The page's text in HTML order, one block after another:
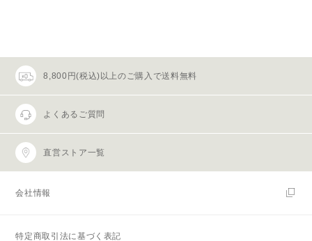
8,800円(税込)以上のご購入で送料無料
よくあるご質問
直営ストア一覧
会社情報
特定商取引法に基づく表記